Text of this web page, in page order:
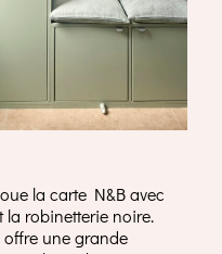
la carte N&B avec
la robinetterie noire.
offre une grande